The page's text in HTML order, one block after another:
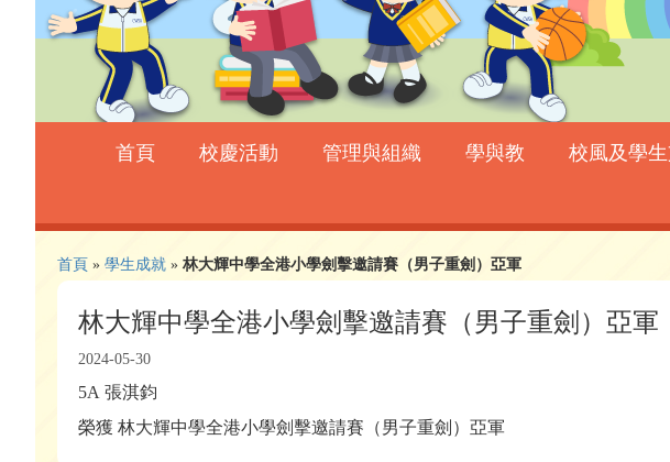
相片及影片
升中資訊
入學申請
家長教師會首頁 校慶活動 管理與組織 學與教 校風及學
首頁 » 學生成就 » 林大輝中學全港小學劍擊邀請賽（男子重劍）亞軍
林大輝中學全港小學劍擊邀請賽（男子重劍）亞軍
2024-05-30
5A 張淇鈞
榮獲 林大輝中學全港小學劍擊邀請賽（男子重劍）亞軍